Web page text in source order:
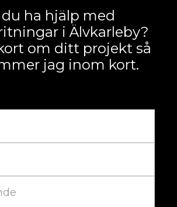
ha hjälp med
i Älvkarleby?
om ditt projekt så
jag inom kort.